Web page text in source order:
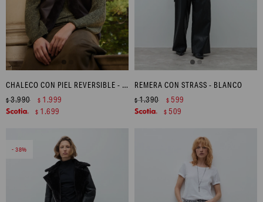
CHALECO CON PIEL REVERSIBLE - CHOCOLATE
$3.990 $ 1.999
$ 1.699
REMERA CON STRASS - BLANCO
$1.390 $ 599
$ 509
38